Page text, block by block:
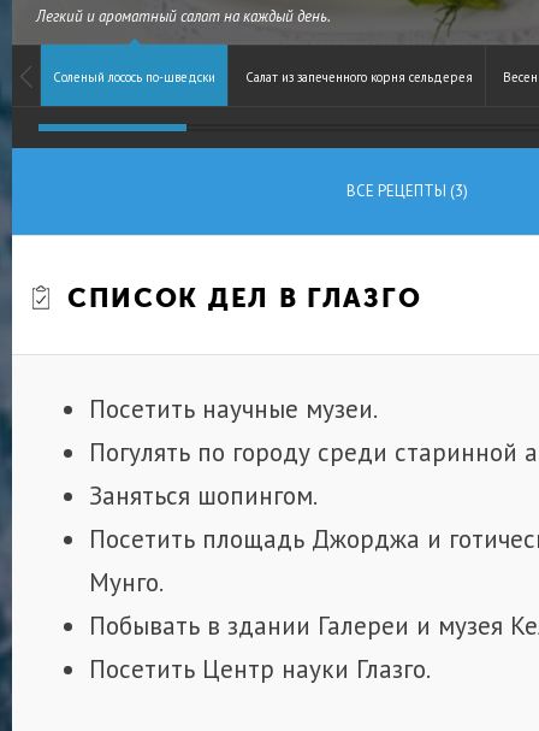
Легкий и ароматный салат на каждый день.
Соленый лосось по-шведски Салат из запеченного корня сельдерея
ВСЕ РЕЦЕПТЫ (3)
СПИСОК ДЕЛ В ГЛАЗГО
Посетить научные музеи.
Погулять по городу среди старинной
Заняться шопингом.
Посетить площадь Джорджа и
Мунго.
Побывать в здании Галереи и музея
Посетить Центр науки Глазго.